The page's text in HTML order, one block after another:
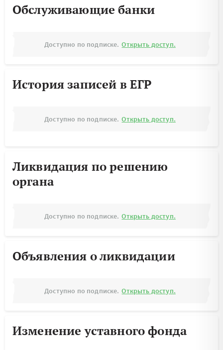
Обслуживающие банки
Доступно по подписке. Открыть доступ.
История записей в ЕГР
Доступно по подписке. Открыть доступ.
Ликвидация по решению
органа
Доступно по подписке. Открыть доступ.
Объявления о ликвидации
Доступно по подписке. Открыть доступ.
Изменение уставного фонда